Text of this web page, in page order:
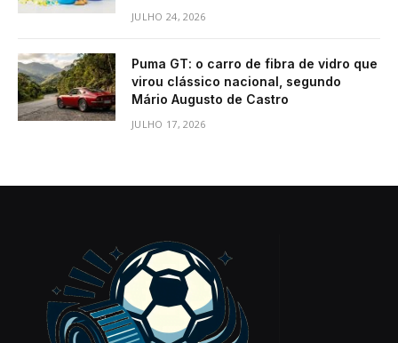
JULHO 24, 2026
Puma GT: o carro de fibra de vidro que
virou clássico nacional, segundo
Mário Augusto de Castro
JULHO 17, 2026